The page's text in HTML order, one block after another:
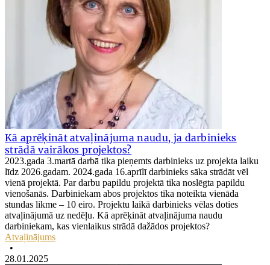
Kā aprēķināt atvaļinājuma naudu, ja darbinieks
strādā vairākos projektos?
2023.gada 3.martā darbā tika pieņemts darbinieks uz projekta laiku
līdz 2026.gadam. 2024.gada 16.aprīlī darbinieks sāka strādāt vēl
vienā projektā. Par darbu papildu projektā tika noslēgta papildu
vienošanās. Darbiniekam abos projektos tika noteikta vienāda
stundas likme – 10 eiro. Projektu laikā darbinieks vēlas doties
atvaļinājumā uz nedēļu. Kā aprēķināt atvaļinājuma naudu
darbiniekam, kas vienlaikus strādā dažādos projektos?
Atvaļinājums
•
28.01.2025